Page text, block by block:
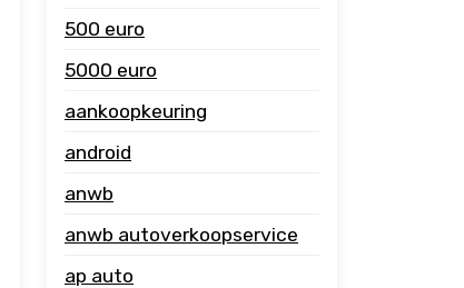
500 euro
5000 euro
aankoopkeuring
android
anwb
anwb autoverkoopservice
ap auto